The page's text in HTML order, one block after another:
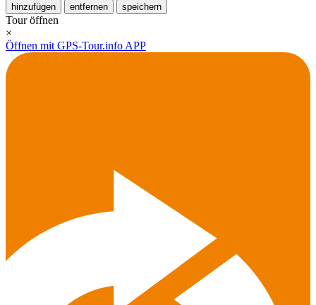
hinzufügen entfernen speichern
Tour öffnen
×
Öffnen mit GPS-Tour.info APP